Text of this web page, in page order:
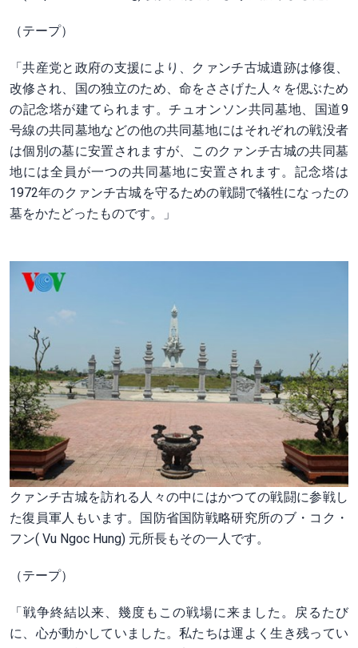
（テープ）
「共産党と政府の支援により、クァンチ古城遺跡は修復、
改修され、国の独立のため、命をささげた人々を偲ぶため
の記念塔が建てられます。チュオンソン共同墓地、国道9
号線の共同墓地などの他の共同墓地にはそれぞれの戦没者
は個別の墓に安置されますが、このクァンチ古城の共同墓
地には全員が一つの共同墓地に安置されます。記念塔は
1972年のクァンチ古城を守るための戦闘で犠牲になったの
墓をかたどったものです。」
クァンチ古城を訪れる人々の中にはかつての戦闘に参戦し
た復員軍人もいます。国防省国防戦略研究所のブ・コク・
フン( Vu Ngoc Hung) 元所長もその一人です。
（テープ）
「戦争終結以来、幾度もこの戦場に来ました。戻るたび
に、心が動かしていました。私たちは運よく生き残ってい